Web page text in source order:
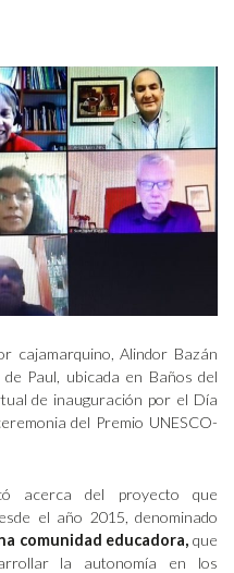
cajamarquino, Alindor Bazán
Paul, ubicada en Baños del
de inauguración por el Día
del Premio UNESCO-
acerca del proyecto que
el año 2015, denominado
comunidad educadora, que
la autonomía en los